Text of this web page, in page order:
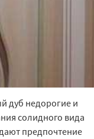
дуб недорогие и
солидного вида
предпочтение